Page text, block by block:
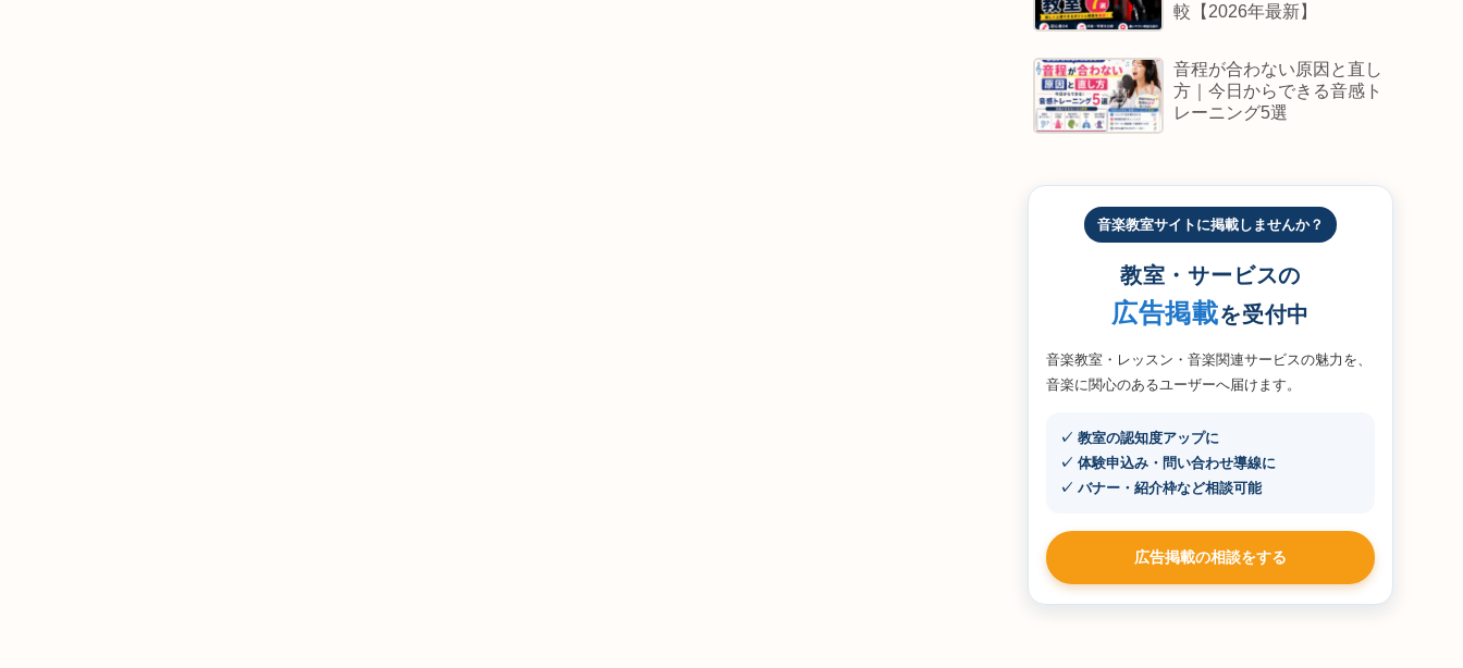
較【2026年最新】
音程が合わない原因と直し
方｜今日からできる音感ト
レーニング5選
音楽教室サイトに掲載しませんか？
教室・サービスの
広告掲載を受付中
音楽教室・レッスン・音楽関連サービスの魅力を、
音楽に関心のあるユーザーへ届けます。
✓ 教室の認知度アップに
✓ 体験申込み・問い合わせ導線に
✓ バナー・紹介枠など相談可能
広告掲載の相談をする